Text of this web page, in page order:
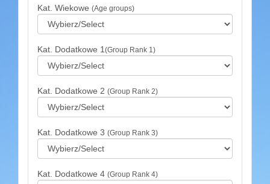
Kat. Wiekowe (Age groups)
Kat. Dodatkowe 1 (Group Rank 1)
Kat. Dodatkowe 2 (Group Rank 2)
Kat. Dodatkowe 3 (Group Rank 3)
Kat. Dodatkowe 4 (Group Rank 4)